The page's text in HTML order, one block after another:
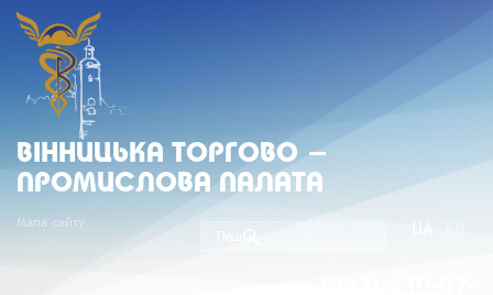
ВIННИЦЬКА ТОРГОВО -
ПРОМИСЛОВА ПАЛАТА
Мапа сайту